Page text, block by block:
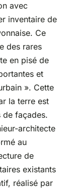
avec
inventaire de
Ce
des rares
en pisé de
et
». Cette
la terre est
de façades.
architecte
au
de
existants
réalisé par